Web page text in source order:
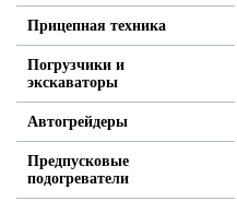
Прицепная техника
Погрузчики и
экскаваторы
Автогрейдеры
Предпусковые
подогреватели